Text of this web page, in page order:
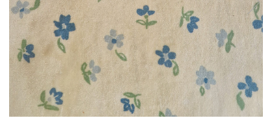
Colier / Pandantiv
Brățară
Bijuterii copii
Colier / Pandantiv
Colier de prietenie
Brățară
Accesorii păr